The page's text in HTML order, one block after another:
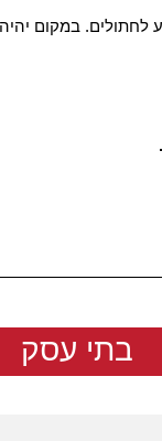
במקום
בתי עסק